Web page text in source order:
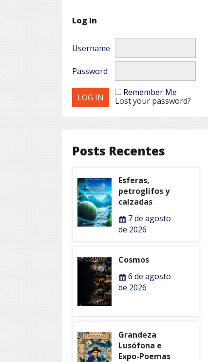
Log In
Username
Password
Remember Me
Lost your password?
Posts Recentes
Esferas,
petroglifos y
calzadas
7 de agosto
de 2026
Cosmos
6 de agosto
de 2026
Grandeza
Lusófona e
Expo-Poemas